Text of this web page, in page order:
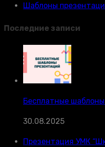
Шаблоны
Последние записи
Бесплатные
30.08.2025
Презентация УМК